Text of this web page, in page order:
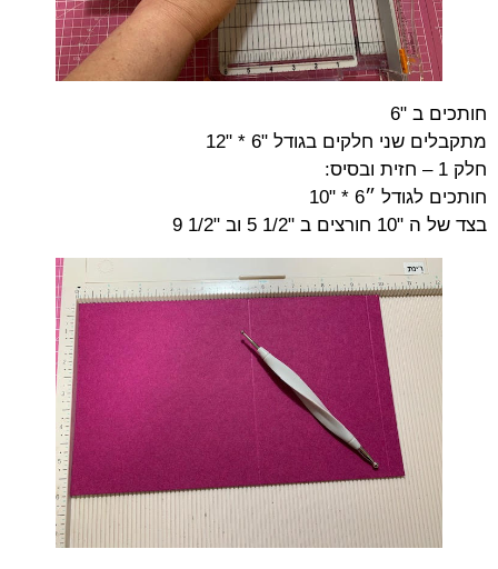
חותכים ב "6
מתקבלים שני חלקים בגודל "6 * "12
חלק 1 – חזית ובסיס:
חותכים לגודל ״6 * "10
בצד של ה "10 חורצים ב "1/2 5 וב "1/2 9